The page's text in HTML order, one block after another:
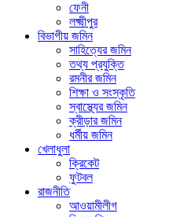
ফেনী
লক্ষ্মীপুর
বিভাগীয় জমিন
সাহিত্যের জমিন
তথ্য প্রযুক্তি
রমনীর জমিন
শিক্ষা ও সংস্কৃতি
স্বাস্থ্যের জমিন
ক্রীড়ার জমিন
ধর্মীয় জমিন
খেলাধুলা
ক্রিকেট
ফুটবল
রাজনীতি
আওয়ামীলীগ